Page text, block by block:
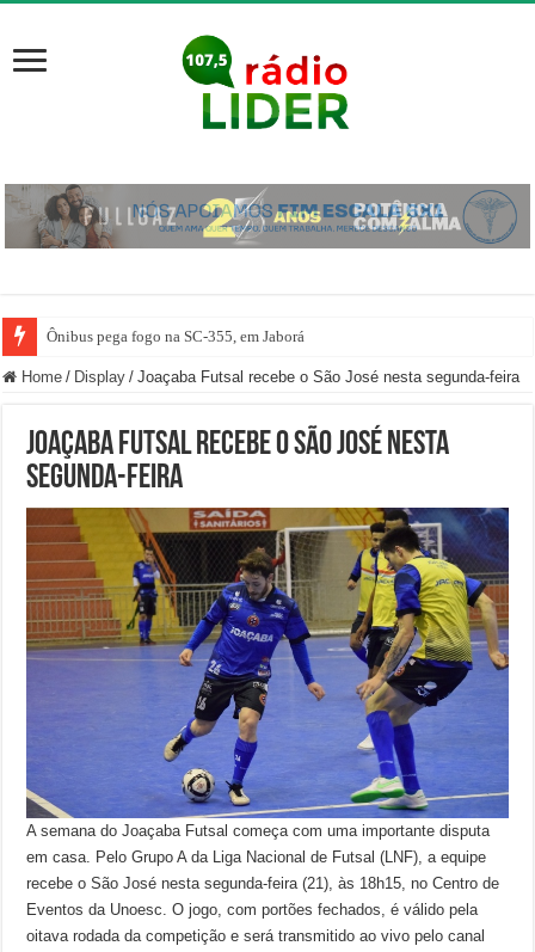
Ônibus pega fogo na SC-355, em Jaborá
Home / Display / Joaçaba Futsal recebe o São José nesta segunda-feira
Joaçaba Futsal recebe o São José nesta
segunda-feira
A semana do Joaçaba Futsal começa com uma importante disputa
em casa. Pelo Grupo A da Liga Nacional de Futsal (LNF), a equipe
recebe o São José nesta segunda-feira (21), às 18h15, no Centro de
Eventos da Unoesc. O jogo, com portões fechados, é válido pela
oitava rodada da competição e será transmitido ao vivo pelo canal